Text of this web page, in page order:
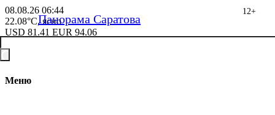
08.08.26 06:44
22.08°C, ясно
USD 81.41 EUR 94.06
Меню
Панорама Саратова
12+